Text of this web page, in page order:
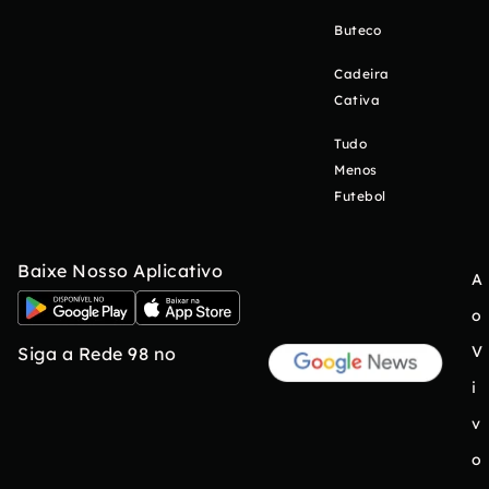
Buteco
Cadeira
Cativa
Tudo
Menos
Futebol
Baixe Nosso Aplicativo
Siga a Rede 98 no
A
o
V
i
v
o